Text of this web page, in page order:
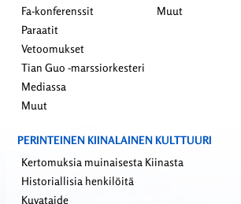
Fa-konferenssit
Paraatit
Vetoomukset
Tian Guo -marssiorkesteri
Mediassa
Muut
Muut
PERINTEINEN KIINALAINEN KULTTUURI
Kertomuksia muinaisesta Kiinasta
Historiallisia henkilöitä
Kuvataide